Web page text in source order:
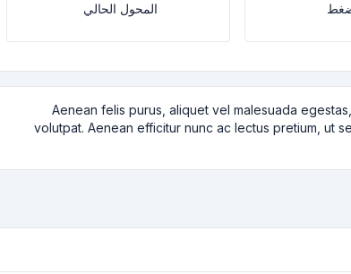
المحول الحالي
Aenean felis purus, aliquet vel malesuada
volutpat. Aenean efficitur nunc ac lectus pretium, ut